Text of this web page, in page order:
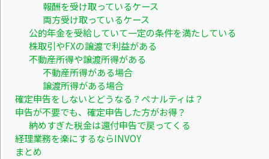
報酬を受け取っているケース
両方受け取っているケース
公的年金を受給していて一定の条件を満たしている
株取引やFXの譲渡で利益がある
不動産所得や譲渡所得がある
不動産所得がある場合
譲渡所得がある場合
確定申告をしないとどうなる？ペナルティは？
申告が不要でも、確定申告した方がお得？
納めすぎた税金は還付申告で戻ってくる
経理業務を楽にするならINVOY
まとめ